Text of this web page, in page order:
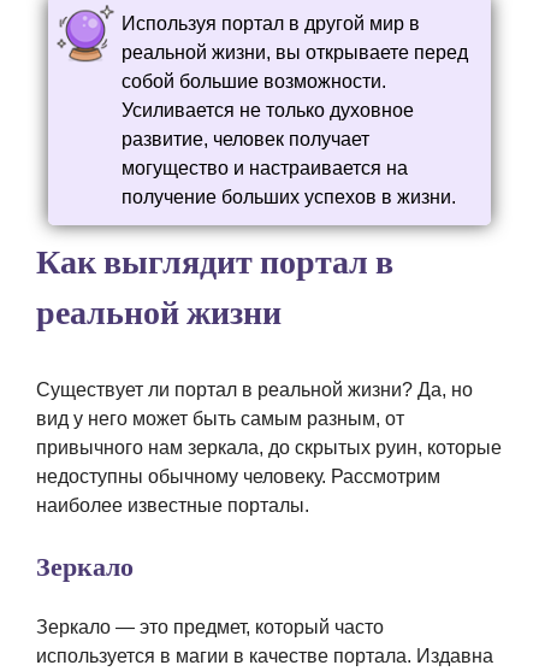
Используя портал в другой мир в
реальной жизни, вы открываете перед
собой большие возможности.
Усиливается не только духовное
развитие, человек получает
могущество и настраивается на
получение больших успехов в жизни.
Как выглядит портал в
реальной жизни
Существует ли портал в реальной жизни? Да, но
вид у него может быть самым разным, от
привычного нам зеркала, до скрытых руин, которые
недоступны обычному человеку. Рассмотрим
наиболее известные порталы.
Зеркало
Зеркало — это предмет, который часто
используется в магии в качестве портала. Издавна